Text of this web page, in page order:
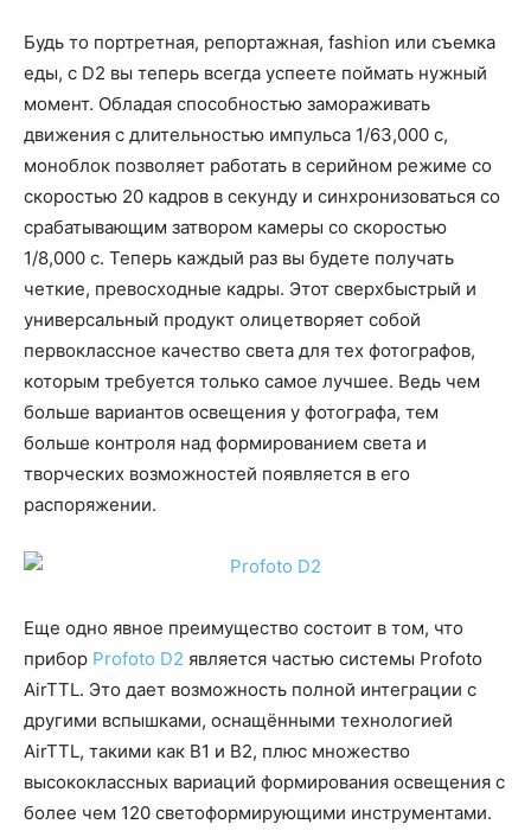
Будь то портретная, репортажная, fashion или cъемка
еды, с D2 вы теперь всегда успеете поймать нужный
момент. Обладая способностью замораживать
движения с длительностью импульса 1/63,000 с,
моноблок позволяет работать в серийном режиме со
скоростью 20 кадров в секунду и синхронизоваться со
срабатывающим затвором камеры со скоростью
1/8,000 с. Теперь каждый раз вы будете получать
четкие, превосходные кадры. Этот сверхбыстрый и
универсальный продукт олицетворяет собой
первоклассное качество света для тех фотографов,
которым требуется только самое лучшее. Ведь чем
больше вариантов освещения у фотографа, тем
больше контроля над формированием света и
творческих возможностей появляется в его
распоряжении.
Еще одно явное преимущество состоит в том, что
прибор Profoto D2 является частью системы Profoto
AirTTL. Это дает возможность полной интеграции с
другими вспышками, оснащёнными технологией
AirTTL, такими как B1 и B2, плюс множество
высококлассных вариаций формирования освещения с
более чем 120 светоформирующими инструментами.